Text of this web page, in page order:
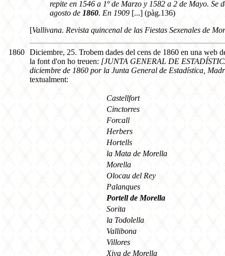
repite en 1546 a 1º de Marzo y 1582 a 2 de Mayo. Se
agosto de1860. En 1909[...] (pàg.136)
[Vallivana. Revista quincenal de las Fiestas Sexenales de
1860 Diciembre, 25. Trobem dades del cens de 1860 en una web
la font d'on ho treuen:[JUNTA GENERAL DE
diciembre de 1860 por la Junta General de Estadística,
textualment:
Castellfort
Cinctorres
Forcall
Herbers
Hortells
la Mata de Morella
Morella
Olocau del Rey
Palanques
Portell de Morella
Sorita
la Todolella
Vallibona
Villores
Xiva de Morella